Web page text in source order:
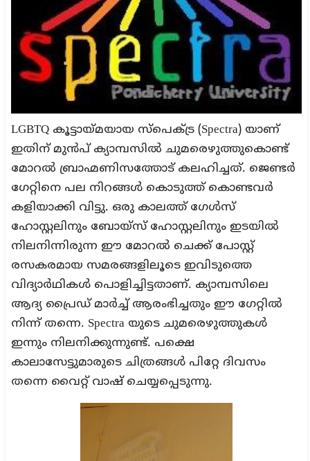
LGBTQ കൂട്ടായ്മയായ സ്പെക്ട്ര (Spectra) യാണ്
ഇതിന് മുൻപ് ക്യാമ്പസിൽ ചുമരെഴുത്തുകൊണ്ട്
മോറൽ ബ്രാഹ്മണിസത്തോട് കലഹിച്ചത്. ജെണ്ടർ
ഗേറ്റിനെ പല നിറങ്ങൾ കൊടുത്ത് കൊണ്ടവർ
കളിയാക്കി വിട്ടു. ഒരു കാലത്ത് ഗേൾസ്
ഹോസ്റ്റലിനും ബോയ്സ് ഹോസ്റ്റലിനും ഇടയിൽ
നിലനിന്നിരുന്ന ഈ മോറൽ ചെക്ക് പോസ്റ്റ്
രസകരമായ സമരങ്ങളിലൂടെ ഇവിടുത്തെ
വിദ്യാർഥികൾ പൊളിച്ചിട്ടതാണ്. ക്യാമ്പസിലെ
ആദ്യ പ്രൈഡ് മാർച്ച് ആരംഭിച്ചതും ഈ ഗേറ്റിൽ
നിന്ന് തന്നെ. Spectra യുടെ ചുമരെഴുത്തുകൾ
ഇന്നും നിലനിക്കുന്നുണ്ട്. പക്ഷെ
കാലാസേട്ടുമാരുടെ ചിത്രങ്ങൾ പിറ്റേ ദിവസം
തന്നെ വൈറ്റ് വാഷ് ചെയ്യപ്പെടുന്നു.